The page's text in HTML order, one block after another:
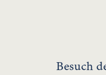
Besuch